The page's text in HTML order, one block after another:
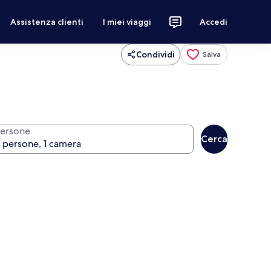
Assistenza clienti I miei viaggi Accedi
Condividi Salva
Cerca